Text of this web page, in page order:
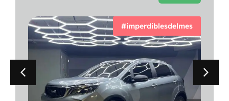
#imperdiblesdelmes